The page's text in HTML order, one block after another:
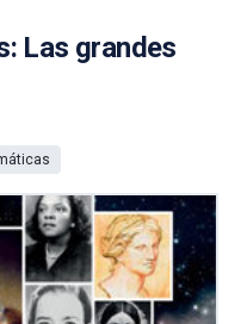
Las grandes